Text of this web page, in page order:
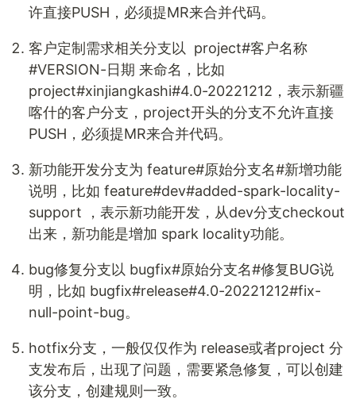
许直接PUSH，必须提MR来合并代码。
客户定制需求相关分支以 project#客户名称
#VERSION-日期 来命名，比如
project#xinjiangkashi#4.0-20221212，表示新疆
喀什的客户分支，project开头的分支不允许直接
PUSH，必须提MR来合并代码。
新功能开发分支为 feature#原始分支名#新增功能
说明，比如 feature#dev#added-spark-locality-
support ，表示新功能开发，从dev分支checkout
出来，新功能是增加 spark locality功能。
bug修复分支以 bugfix#原始分支名#修复BUG说
明，比如 bugfix#release#4.0-20221212#fix-
null-point-bug。
hotfix分支，一般仅仅作为 release或者project 分
支发布后，出现了问题，需要紧急修复，可以创建
该分支，创建规则一致。